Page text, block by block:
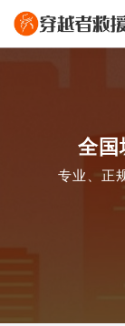
全国
专业、正